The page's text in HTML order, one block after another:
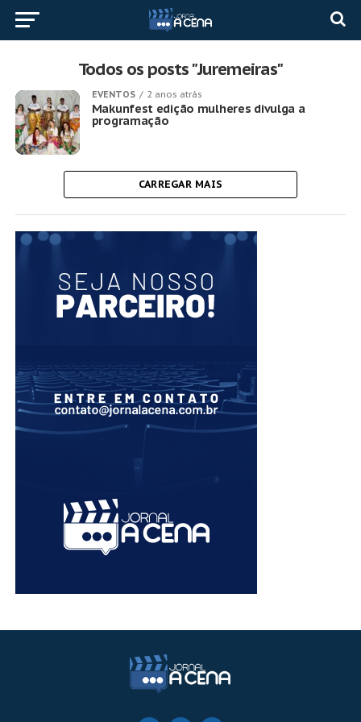
Todos os posts "Juremeiras"
EVENTOS 2 anos atrás
Makunfest edição mulheres divulga a
programação
CARREGAR MAIS